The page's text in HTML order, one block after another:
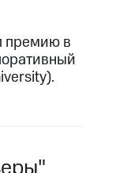
премию в